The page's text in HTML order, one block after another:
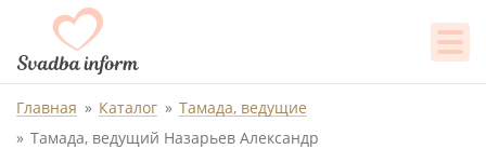
Главная Каталог
Тамада, ведущие
Тамада, ведущий Назарьев Александр